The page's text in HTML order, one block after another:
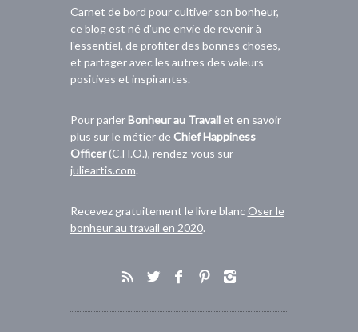
Carnet de bord pour cultiver son bonheur,
ce blog est né d'une envie de revenir à
l'essentiel, de profiter des bonnes choses,
et partager avec les autres des valeurs
positives et inspirantes.
Pour parlerBonheur au Travailet en savoir
plus sur le métier deChief Happiness
Officer(C.H.O.), rendez-vous sur
julieartis.com.
Recevez gratuitement le livre blanc Oser le
bonheur au travail en 2020.